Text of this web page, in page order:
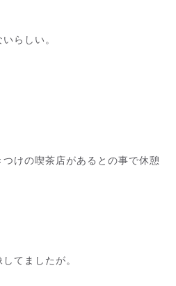
らしい。
けの喫茶店があるとの事で休憩
てましたが。